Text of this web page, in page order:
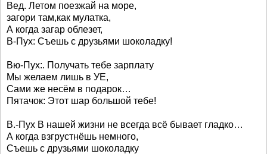
Вед. Летом поезжай на море,
загори там,как мулатка,
А когда загар облезет,
В-Пух: Съешь с друзьями шоколадку!
Вю-Пух:. Получать тебе зарплату
Мы желаем лишь в УЕ,
Сами же несём в подарок…
Пятачок: Этот шар большой тебе!
В.-Пух В нашей жизни не всегда всё бывает гладко…
А когда взгрустнёшь немного,
Съешь с друзьями шоколадку